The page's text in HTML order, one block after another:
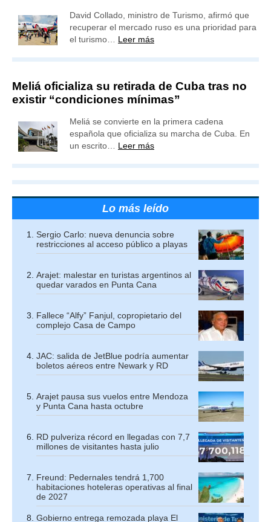
David Collado, ministro de Turismo, afirmó que
recuperar el mercado ruso es una prioridad para
el turismo… Leer más
Meliá oficializa su retirada de Cuba tras no
existir “condiciones mínimas”
Meliá se convierte en la primera cadena
española que oficializa su marcha de Cuba. En
un escrito… Leer más
Lo más leído
Sergio Carlo: nueva denuncia sobre
restricciones al acceso público a playas
Arajet: malestar en turistas argentinos al
quedar varados en Punta Cana
Fallece “Alfy” Fanjul, copropietario del
complejo Casa de Campo
JAC: salida de JetBlue podría aumentar
boletos aéreos entre Newark y RD
Arajet pausa sus vuelos entre Mendoza
y Punta Cana hasta octubre
RD pulveriza récord en llegadas con 7,7
millones de visitantes hasta julio
Freund: Pedernales tendrá 1,700
habitaciones hoteleras operativas al final
de 2027
Gobierno entrega remozada playa El